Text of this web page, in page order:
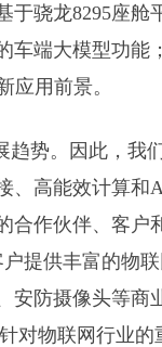
骁龙8295座舱
端大模型功能
应用前景。
势。因此，我
、高能效计算和
合作伙伴、客户
提供丰富的物
防摄像头等商
对物联网行业